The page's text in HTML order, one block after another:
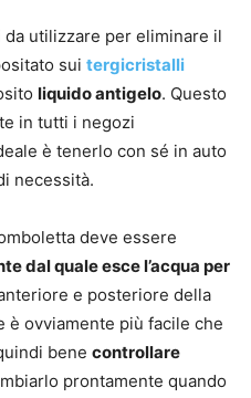
utilizzare per eliminare il
sui tergicristalli
liquido antigelo. Questo
in tutti i negozi
è tenerlo con sé in auto
necessità.
deve essere
dal quale esce l’acqua per
e posteriore della
è ovviamente più facile che
bene controllare
prontamente quando